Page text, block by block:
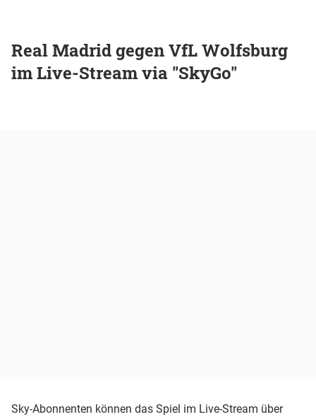
Real Madrid gegen VfL Wolfsburg
im Live-Stream via "SkyGo"
Sky-Abonnenten können das Spiel im Live-Stream über